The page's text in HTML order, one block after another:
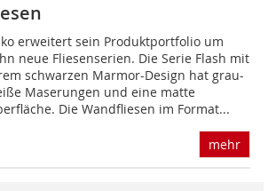
erweitert sein Produktportfolio um
neue Fliesen­serien. Die Serie Flash mit
schwarzen Marmor-Design hat grau-
Maserungen und eine matte
Die Wandfliesen im Format...
mehr